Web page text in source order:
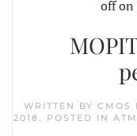
WRITTEN BY CMOS
2018. POSTED IN